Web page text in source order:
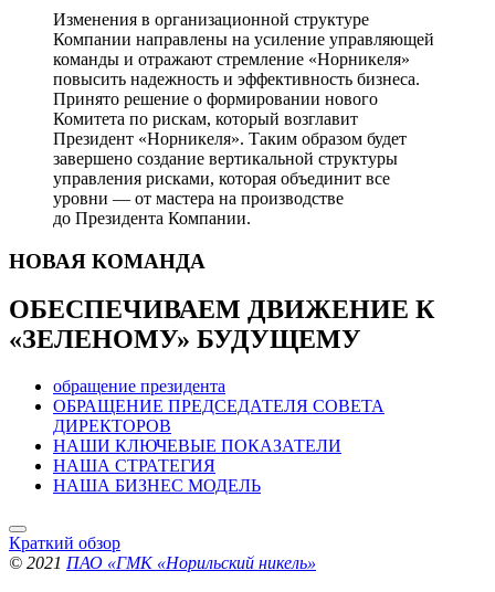
Изменения в организационной структуре
Компании направлены на усиление управляющей
команды и отражают стремление «Норникеля»
повысить надежность и эффективность бизнеса.
Принято решение о формировании нового
Комитета по рискам, который возглавит
Президент «Норникеля». Таким образом будет
завершено создание вертикальной структуры
управления рисками, которая объединит все
уровни — от мастера на производстве
до Президента Компании.
НОВАЯ КОМАНДА
ОБЕСПЕЧИВАЕМ ДВИЖЕНИЕ К
«ЗЕЛЕНОМУ» БУДУЩЕМУ
обращение президента
ОБРАЩЕНИЕ ПРЕДСЕДАТЕЛЯ СОВЕТА
ДИРЕКТОРОВ
НАШИ КЛЮЧЕВЫЕ ПОКАЗАТЕЛИ
НАША СТРАТЕГИЯ
НАША БИЗНЕС МОДЕЛЬ
Краткий обзор
© 2021 ПАО «ГМК «Норильский никель»